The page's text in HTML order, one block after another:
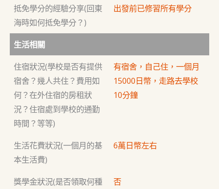
抵免學分的經驗分享(回東
海時如何抵免學分？)
出發前已修習所有學分
生活相關
住宿狀況(學校是否有提供
宿舍？幾人共住？費用如
何？在外住宿的房租狀
況？住宿處到學校的通勤
時間？等等)
有宿舍，自己住，一個月
15000日幣，走路去學校
10分鐘
生活花費狀況(一個月的基
本生活費)
6萬日幣左右
獎學金狀況(是否領取何種
否